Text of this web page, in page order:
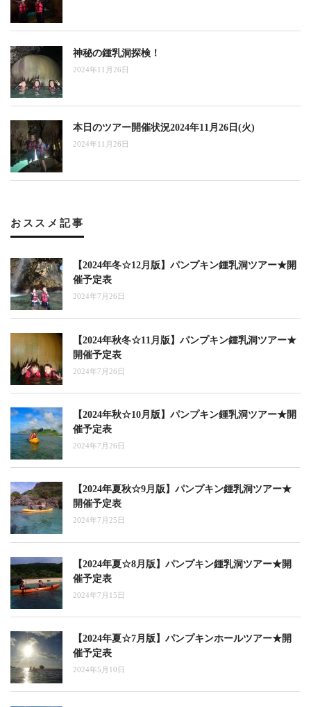
神秘の鍾乳洞探検！
2024年11月26日
本日のツアー開催状況2024年11月26日(火)
2024年11月26日
おススメ記事
【2024年冬☆12月版】パンプキン鍾乳洞ツアー★開
催予定表
2024年7月26日
【2024年秋冬☆11月版】パンプキン鍾乳洞ツアー★
開催予定表
2024年7月26日
【2024年秋☆10月版】パンプキン鍾乳洞ツアー★開
催予定表
2024年7月26日
【2024年夏秋☆9月版】パンプキン鍾乳洞ツアー★
開催予定表
2024年7月25日
【2024年夏☆8月版】パンプキン鍾乳洞ツアー★開
催予定表
2024年7月15日
【2024年夏☆7月版】パンプキンホールツアー★開
催予定表
2024年5月10日